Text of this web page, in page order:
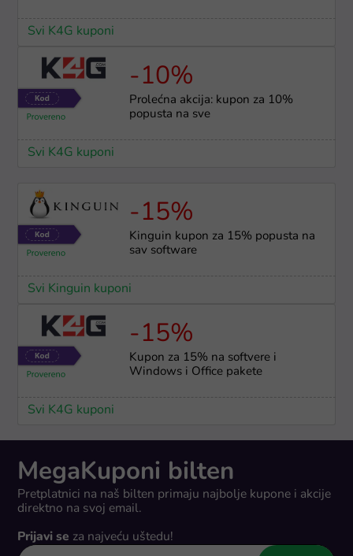
Svi K4G kuponi
-10%
Prolećna akcija: kupon za 10%
popusta na sve
Svi K4G kuponi
-15%
Kinguin kupon za 15% popusta na
sav software
Svi Kinguin kuponi
-15%
Kupon za 15% na softvere i
Windows i Office pakete
Svi K4G kuponi
MegaKuponi bilten
Pretplatnici na naš bilten primaju najbolje kupone i akcije
direktno na svoj email.
Prijavi se za najveću uštedu!